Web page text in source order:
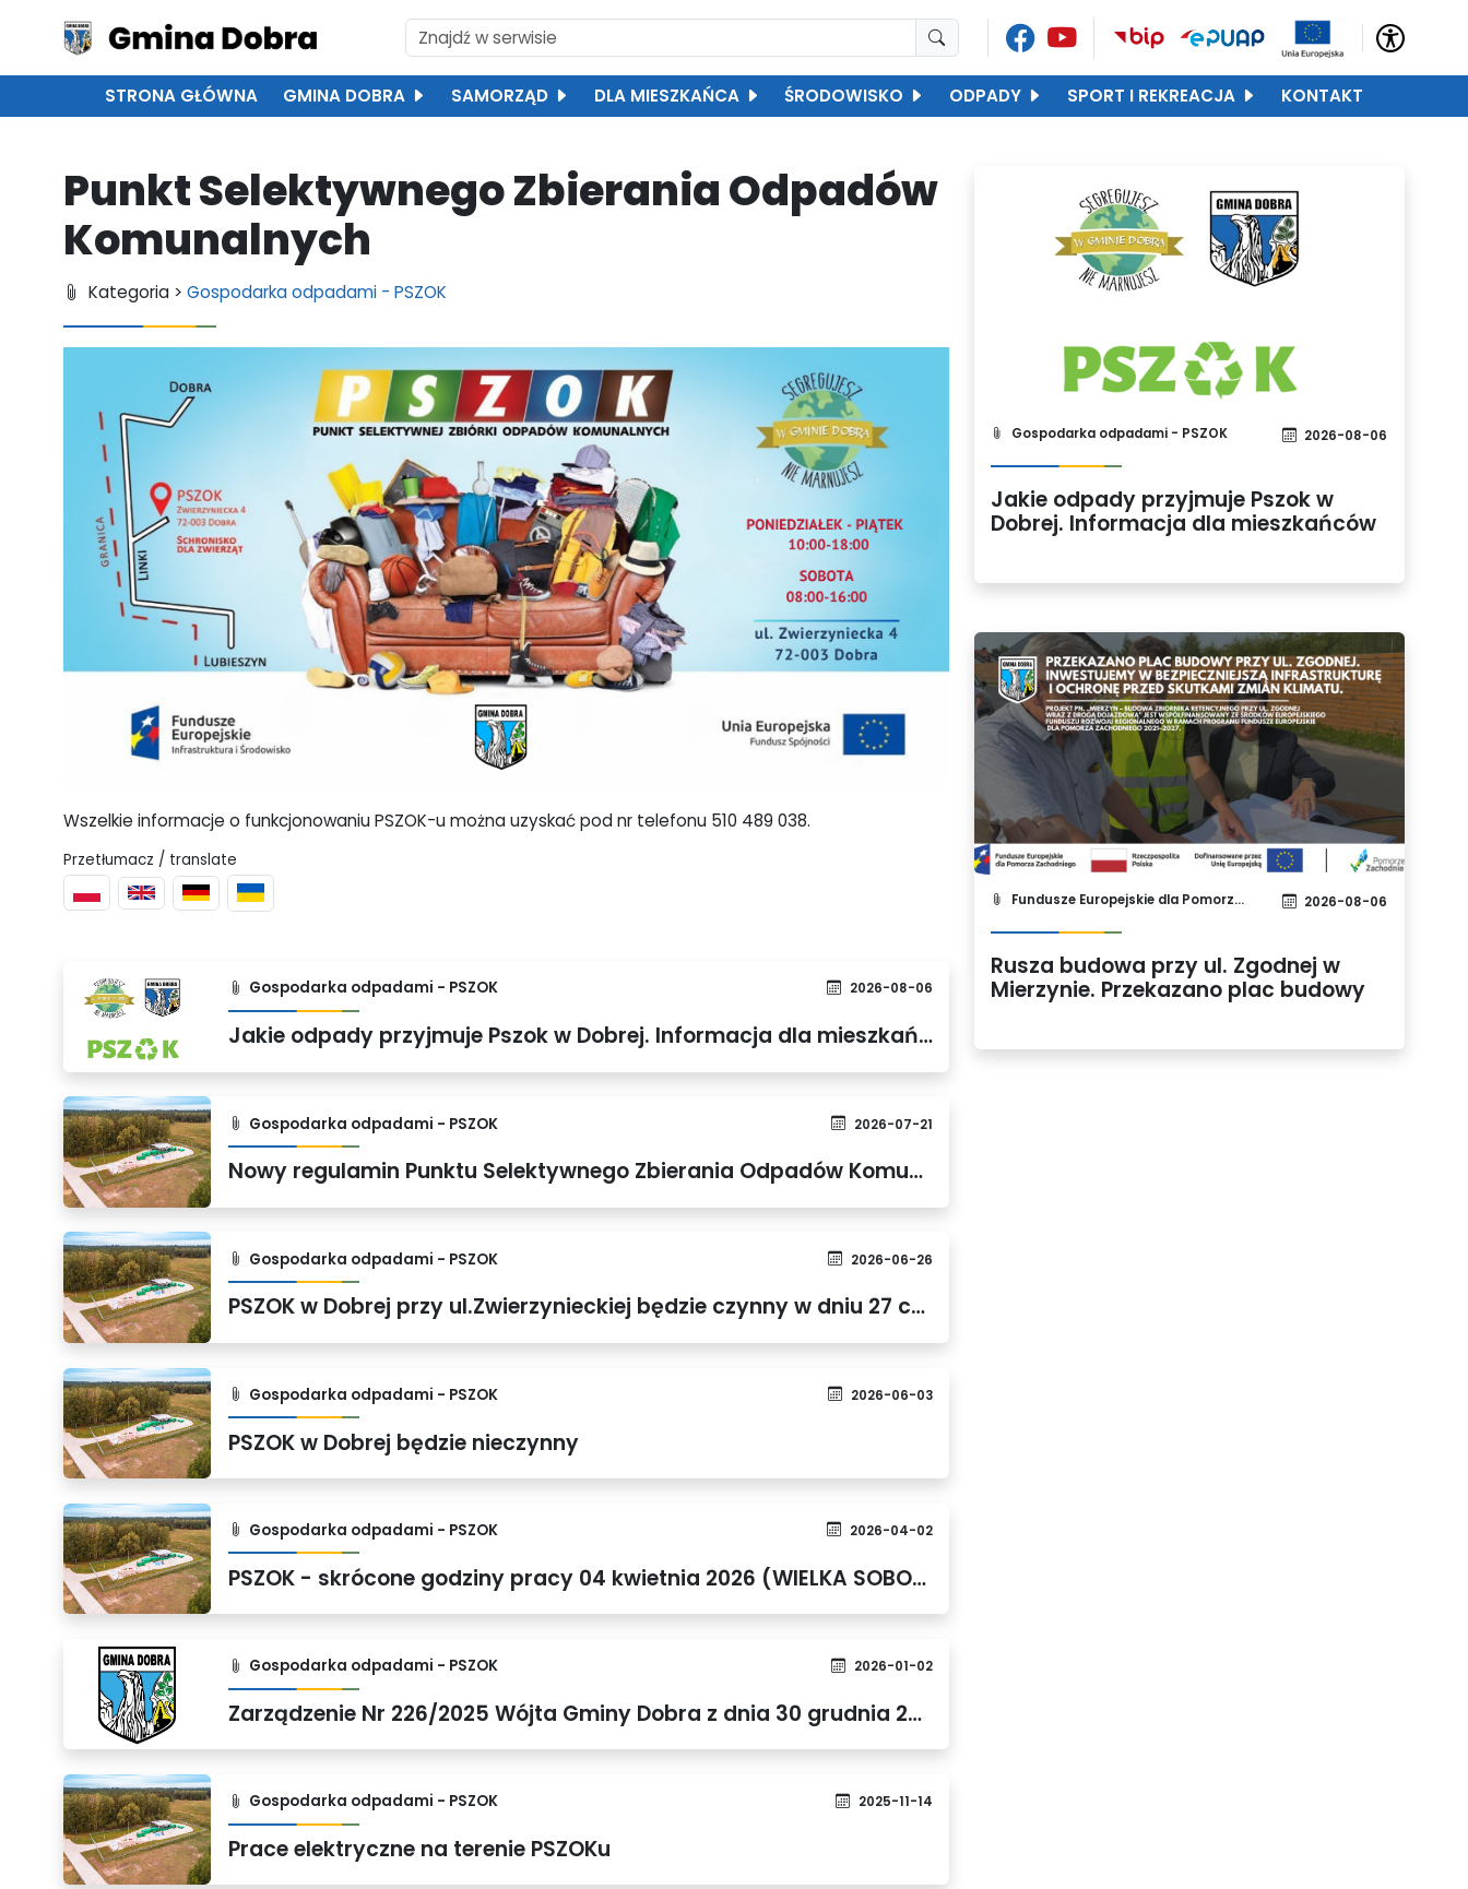
STRONA GŁÓWNA GMINA DOBRA SAMORZĄD DLA MIESZKAŃCA ŚRODOWISKO ODPADY SPORT I REKREACJA KONTAKT
Punkt Selektywnego Zbierania Odpadów
Komunalnych
Kategoria >Gospodarka odpadami - PSZOK
Wszelkie informacje o funkcjonowaniu PSZOK-u można uzyskać pod nr telefonu 510 489 038.
Przetłumacz / translate
Gospodarka odpadami - PSZOK 2026-08-06
Jakie odpady przyjmuje Pszok w Dobrej. Informacja dla mieszkańców
Gospodarka odpadami - PSZOK 2026-07-21
Nowy regulamin Punktu Selektywnego Zbierania Odpadów Komunalnych.
Gospodarka odpadami - PSZOK 2026-06-26
PSZOK w Dobrej przy ul.Zwierzynieckiej będzie czynny w dniu 27 czerwca
Gospodarka odpadami - PSZOK 2026-06-03
PSZOK w Dobrej będzie nieczynny
Gospodarka odpadami - PSZOK 2026-04-02
PSZOK - skrócone godziny pracy 04 kwietnia 2026 (WIELKA SOBOTA)
Gospodarka odpadami - PSZOK 2026-01-02
Zarządzenie Nr 226/2025 Wójta Gminy Dobra z dnia 30 grudnia 2025 r. w sprawie wprowadzenia Regulaminu Punktu Selektywnego Zbierania Odpadów Komunalnych (PSZOK) w Gminie Dobra.
Gospodarka odpadami - PSZOK 2025-11-14
Prace elektryczne na terenie PSZOKu
Gospodarka odpadami - PSZOK 2026-08-06
Jakie odpady przyjmuje Pszok w
Dobrej. Informacja dla mieszkańców
Fundusze Europejskie dla Pomorza Zachodniego 2021-2027 2026-08-06
Rusza budowa przy ul. Zgodnej w
Mierzynie. Przekazano plac budowy